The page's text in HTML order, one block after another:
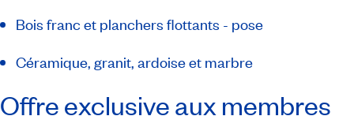
Bois franc et planchers flottants - pose
Céramique, granit, ardoise et marbre
Offre exclusive aux membres